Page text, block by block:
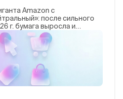
Amazon с
после сильного
г. бумага выросла и
цены, потенциал исчерпан.
представляется